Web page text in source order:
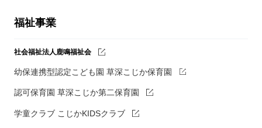
福祉事業
社会福祉法人鹿鳴福祉会
幼保連携型認定こども園 草深こじか保育園
認可保育園 草深こじか第二保育園
学童クラブ こじかKIDSクラブ